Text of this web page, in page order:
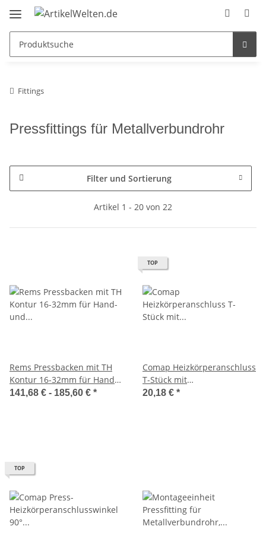
Fittings
Pressfittings für Metallverbundrohr
Filter und Sortierung
Artikel 1 - 20 von 22
Rems Pressbacken mit TH
Kontur 16-32mm für Hand-
und elektrische Radial-
141,68 € - 185,60 € *
TOP
Comap Heizkörperanschluss
T-Stück mit
Presshülsen16x2-15mm, L
20,18 € *
TOP